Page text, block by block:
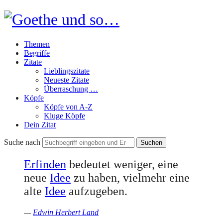
Goethe
und
so…
Themen
Begriffe
Zitate
Lieblingszitate
Neueste Zitate
Überraschung …
Köpfe
Köpfe von A-Z
Kluge Köpfe
Dein Zitat
Suche nach
Erfinden bedeutet weniger, eine
neue Idee zu haben, vielmehr eine
alte Idee aufzugeben.
— Edwin Herbert Land